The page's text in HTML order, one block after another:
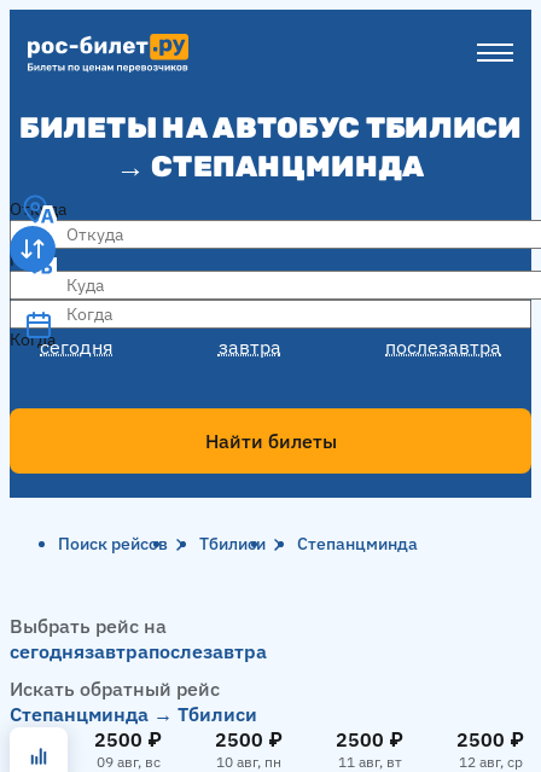
БИЛЕТЫ НА АВТОБУС ТБИЛИСИ
→ СТЕПАНЦМИНДА
Откуда
Куда
Когда
сегодня завтра послезавтра
Когда
Найти билеты
Поиск рейсов Тбилиси Степанцминда
Выбрать рейс на
сегоднязавтрапослезавтра
Искать обратный рейс
Степанцминда → Тбилиси
2500 ₽
09 авг, вс
2500 ₽
10 авг, пн
2500 ₽
11 авг, вт
2500 ₽
12 авг, ср